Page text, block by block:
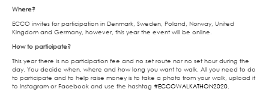
Where?
ECCO invites for participation in Denmark, Sweden, Poland, Norway, United
Kingdom and Germany, however, this year the event will be online.
How to participate?
This year there is no participation fee and no set route nor no set hour during the
day. You decide when, where and how long you want to walk. All you need to do
to participate and to help raise money is to take a photo from your walk, upload it
to Instagram or Facebook and use the hashtag #ECCOWALKATHON2020.